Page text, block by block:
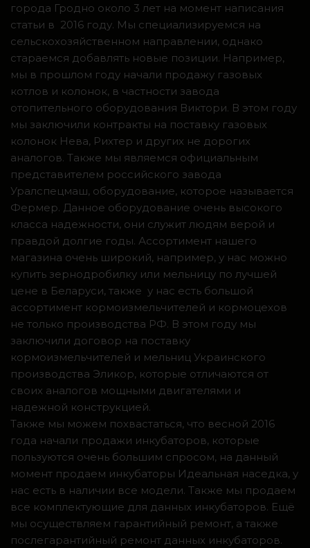
города Гродно около 3 лет на момент написания
статьи в 2016 году. Мы специализируемся на
сельскохозяйственном направлении, однако
стараемся добавлять новые позиции. Например,
мы в прошлом году начали продажу газовых
котлов и колонок, в частности завода
отопительного оборудования Виктори. В этом году
мы заключили контракты на поставку газовых
колонок Нева, Рихтер и других не дорогих
аналогов. Также мы являемся официальным
представителем российского завода
Уралспецмаш, оборудование, которое называется
Фермер. Данное оборудование очень высокого
класса надежности, они служит людям верой и
правдой долгие годы. Ассортимент нашего
магазина очень широкий, например, у нас можно
купить зернодробилку или мельницу по лучшей
цене в Беларуси, также у нас есть большой
ассортимент кормоизмельчителей и кормоцехов
не только производства РФ. В этом году мы
заключили договор на поставку
кормоизмельчителей и мельниц Украинского
производства Эликор, которые отличаются от
своих аналогов мощными двигателями и
надежной конструкцией.
Также мы можем похвастаться, что весной 2016
года начали продажи инкубаторов, которые
пользуются очень большим спросом, на данный
момент продаем инкубаторы Идеальная наседка, у
нас есть в наличии все модели. Также мы продаем
все комплектующие для данных инкубаторов. Ещё
мы осуществляем гарантийный ремонт, а также
послегарантийный ремонт данных инкубаторов.